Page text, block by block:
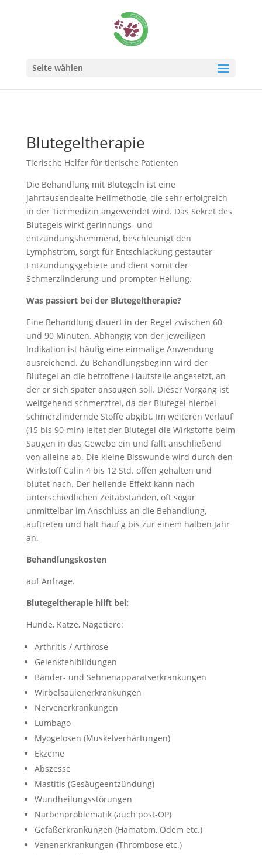
Seite wählen
Blutegeltherapie
Tierische Helfer für tierische Patienten
Die Behandlung mit Blutegeln ist eine
jahrtausendealte Heilmethode, die sehr erfolgreich
in der Tiermedizin angewendet wird. Das Sekret des
Blutegels wirkt gerinnungs- und
entzündungshemmend, beschleunigt den
Lymphstrom, sorgt für Entschlackung gestauter
Entzündungsgebiete und dient somit der
Schmerzlinderung und prompter Heilung.
Was passiert bei der Blutegeltherapie?
Eine Behandlung dauert in der Regel zwischen 60
und 90 Minuten. Abhängig von der jeweiligen
Indikation ist häufig eine einmalige Anwendung
ausreichend. Zu Behandlungsbeginn wird der
Blutegel an die betroffene Hautstelle angesetzt, an
der er sich später ansaugen soll. Dieser Vorgang ist
weitgehend schmerzfrei, da der Blutegel hierbei
schmerzlindernde Stoffe abgibt. Im weiteren Verlauf
(15 bis 90 min) leitet der Blutegel die Wirkstoffe beim
Saugen in das Gewebe ein und fällt anschließend
von alleine ab. Die kleine Bisswunde wird durch den
Wirkstoff Calin 4 bis 12 Std. offen gehalten und
blutet nach. Der heilende Effekt kann nach
unterschiedlichen Zeitabständen, oft sogar
unmittelbar im Anschluss an die Behandlung,
auftreten und hält häufig bis zur einem halben Jahr
an.
Behandlungskosten
auf Anfrage.
Blutegeltherapie hilft bei:
Hunde, Katze, Nagetiere:
Arthritis / Arthrose
Gelenkfehlbildungen
Bänder- und Sehnenapparatserkrankungen
Wirbelsäulenerkrankungen
Nervenerkrankungen
Lumbago
Myogelosen (Muskelverhärtungen)
Ekzeme
Abszesse
Mastitis (Gesäugeentzündung)
Wundheilungsstörungen
Narbenproblematik (auch post-OP)
Gefäßerkrankungen (Hämatom, Ödem etc.)
Venenerkrankungen (Thrombose etc.)